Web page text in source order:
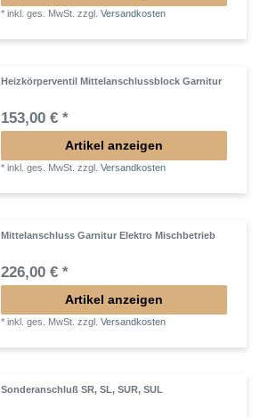
*inkl. ges. MwSt. zzgl.Versandkosten
Heizkörperventil Mittelanschlussblock Garnitur
153,00 € *
Artikel anzeigen
*inkl. ges. MwSt. zzgl.Versandkosten
Mittelanschluss Garnitur Elektro Mischbetrieb
226,00 € *
Artikel anzeigen
*inkl. ges. MwSt. zzgl.Versandkosten
Sonderanschluß SR, SL, SUR, SUL